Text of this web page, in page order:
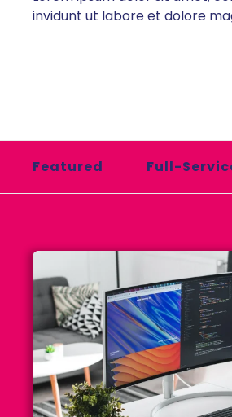
invidunt ut labore et dolore
Featured Full-